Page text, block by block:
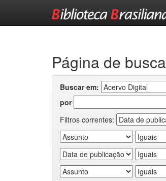
Página de busca
Buscar em:
por
Filtros correntes: